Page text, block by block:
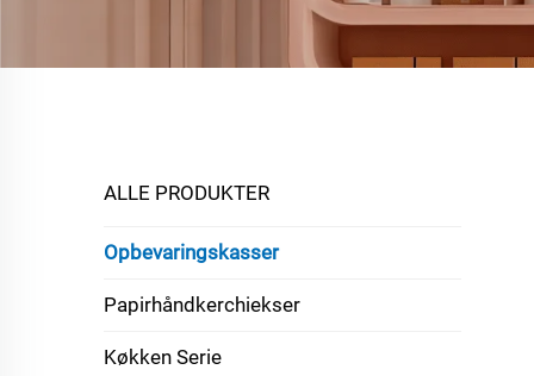
ALLE PRODUKTER
Opbevaringskasser
Papirhåndkerchiekser
Køkken Serie